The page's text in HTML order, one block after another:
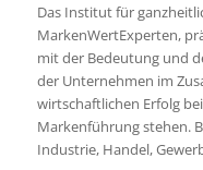
Das Institut für
MarkenWertExperten,
mit der Bedeutung und
der Unternehmen im
wirtschaftlichen Erfolg
Markenführung stehen.
Industrie, Handel,